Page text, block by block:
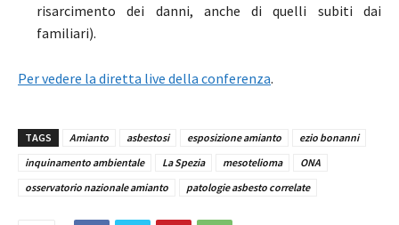
risarcimento dei danni, anche di quelli subiti dai
familiari).
Per vedere la diretta live della conferenza.
TAGS Amianto asbestosi esposizione amianto
ezio bonanni
inquinamento ambientale
La Spezia mesotelioma
ONA
osservatorio nazionale amianto
patologie asbesto correlate